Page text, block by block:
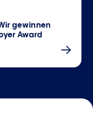
gewinnen
Award